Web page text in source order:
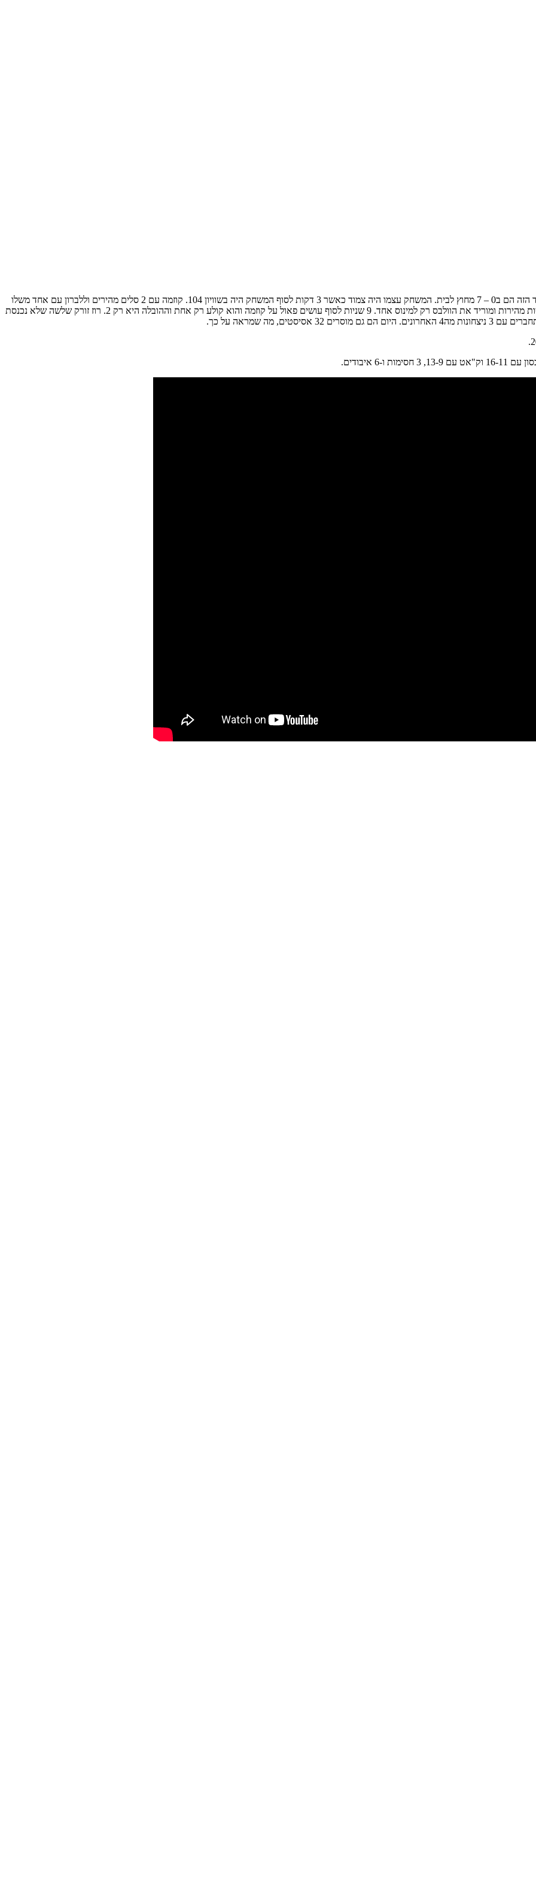
לוולבס כנראה אסור לצאת מהבית אם הם רוצים לנצח, כאשר אחרי ההפסד הזה הם ב0 – 7 מחוץ לבית. המשחק עצמו היה צמוד כאשר 3 דקות לסוף המשחק היה בשוויון 104. קוזמה עם 2 סלים מהירים וללברון עם אחד משלו
מובילים את הלייקרס לריצת 7-0 מהיר. אך דריק רוז לא מוותר קולע 2 שלשות מהירות ומוריד את הוולבס רק למינוס אחד. 9 שניות לסוף עושים פאול על קוזמה והוא קולע רק אחת וההובלה היא רק 2. רוז זורק שלשה שלא נכנסת